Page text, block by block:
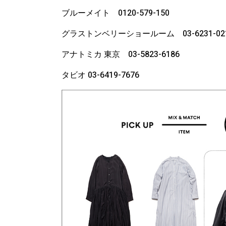
ブルーメイト 0120-579-150
グラストンベリーショールーム 03-6231-
アナトミカ 東京 03-5823-6186
タビオ 03-6419-7676